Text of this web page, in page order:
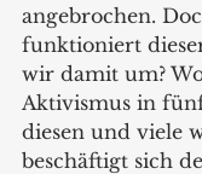
angebrochen.
funktioniert
wir damit um?
Aktivismus in
diesen und viele
beschäftigt sich